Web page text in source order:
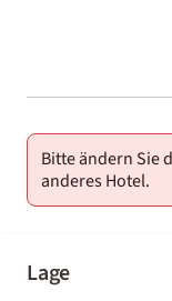
01-02
Bitte ändern Sie
anderes Hotel.
Lage